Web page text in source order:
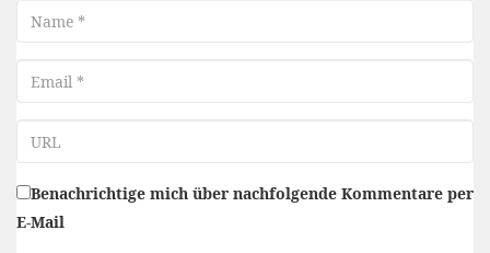
Name
Email
Benachrichtige mich über nachfolgende Kommentare per
E-Mail